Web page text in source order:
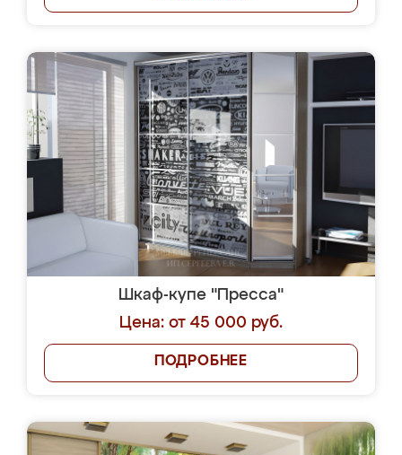
Шкаф-купе "Пресса"
Цена: от 45 000 руб.
ПОДРОБНЕЕ